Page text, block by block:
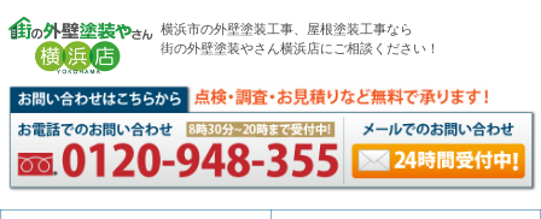
横浜市の外壁塗装工事、屋根塗装工事なら
街の外壁塗装やさん横浜店にご相談ください！